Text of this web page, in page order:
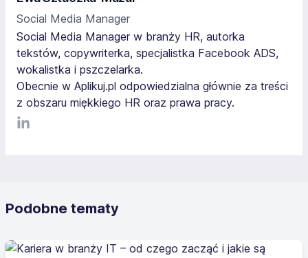
Social Media Manager
Social Media Manager w branży HR, autorka
tekstów, copywriterka, specjalistka Facebook ADS,
wokalistka i pszczelarka.
Obecnie w Aplikuj.pl odpowiedzialna głównie za treści
z obszaru miękkiego HR oraz prawa pracy.
LinkediIn
Podobne tematy